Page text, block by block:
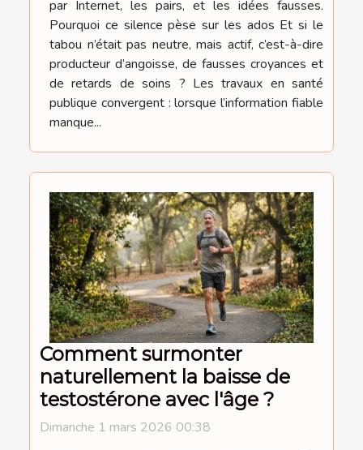
par Internet, les pairs, et les idées fausses.
Pourquoi ce silence pèse sur les ados Et si le
tabou n’était pas neutre, mais actif, c’est-à-dire
producteur d’angoisse, de fausses croyances et
de retards de soins ? Les travaux en santé
publique convergent : lorsque l’information fiable
manque...
Comment surmonter
naturellement la baisse de
testostérone avec l'âge ?
Dimanche 1 mars 2026 00:38